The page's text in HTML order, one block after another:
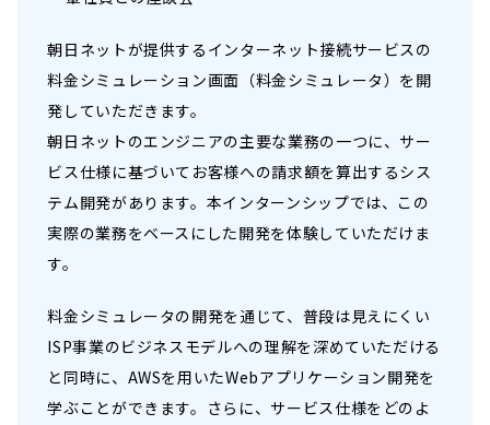
朝日ネットが提供するインターネット接続サービスの
料金シミュレーション画面（料金シミュレータ）を開
発していただきます。
朝日ネットのエンジニアの主要な業務の一つに、サー
ビス仕様に基づいてお客様への請求額を算出するシス
テム開発があります。本インターンシップでは、この
実際の業務をベースにした開発を体験していただけま
す。
料金シミュレータの開発を通じて、普段は見えにくい
ISP事業のビジネスモデルへの理解を深めていただける
と同時に、AWSを用いたWebアプリケーション開発を
学ぶことができます。さらに、サービス仕様をどのよ